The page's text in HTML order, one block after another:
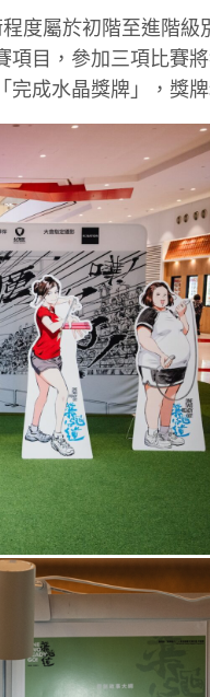
度屬於初階至進階
目，參加三項比賽
成水晶獎牌」，獎